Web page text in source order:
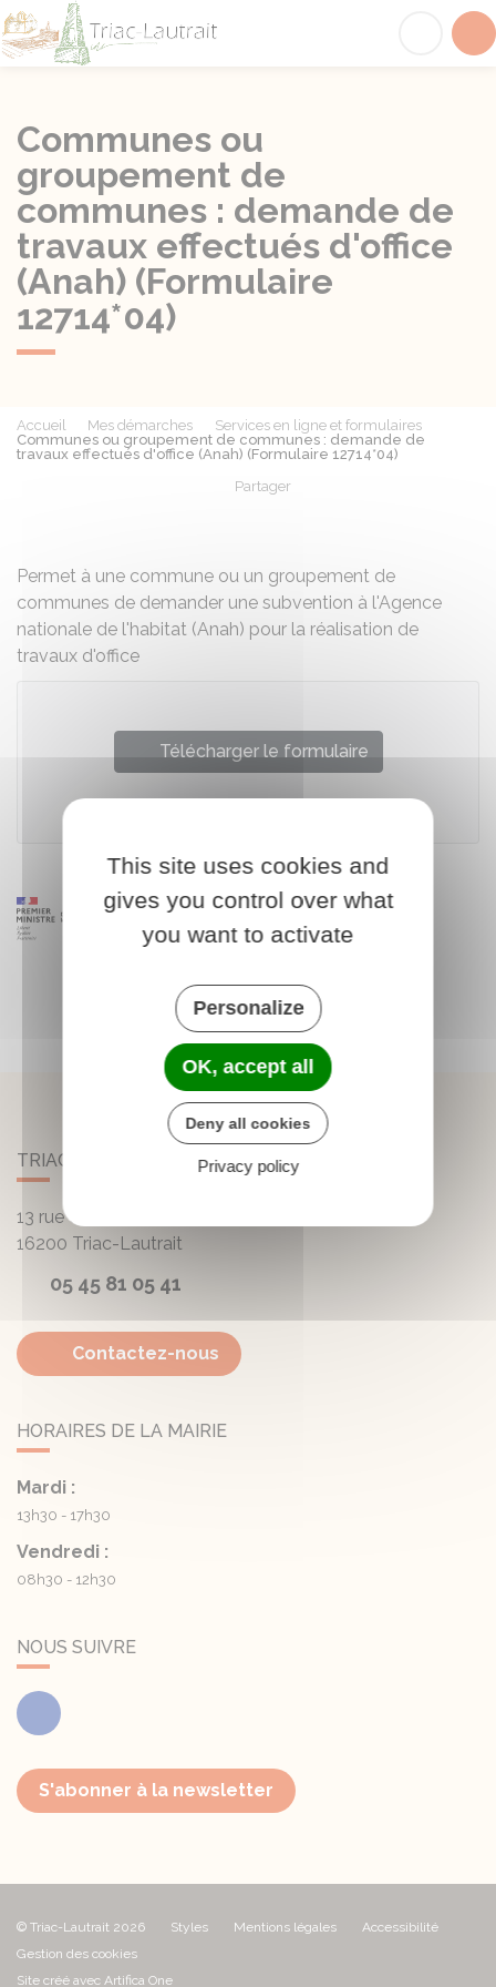
Communes ou
groupement de
communes : demande de
travaux effectués d'office
(Anah) (Formulaire
12714*04)
Accueil Mes démarches
Services en ligne et formulaires
Communes ou groupement de communes : demande de
travaux effectués d'office (Anah) (Formulaire 12714*04)
Partager
Permet à une commune ou un groupement de
communes de demander une subvention à l'Agence
nationale de l'habitat (Anah) pour la réalisation de
travaux d'office
Télécharger le formulaire
TRIAC-LAUTRAIT
13 rue de la Mairie - Lautrait
16200 Triac-Lautrait
05 45 81 05 41
Contactez-nous
HORAIRES DE LA MAIRIE
Mardi :
13h30 - 17h30
Vendredi :
08h30 - 12h30
NOUS SUIVRE
Facebook
S'abonner à la newsletter
© Triac-Lautrait 2026 Styles Mentions légales
Accessibilité
Gestion des cookies
Site créé avec Artifica One
This site uses cookies and
gives you control over what
you want to activate
Personalize
OK, accept all
Deny all cookies
Privacy policy